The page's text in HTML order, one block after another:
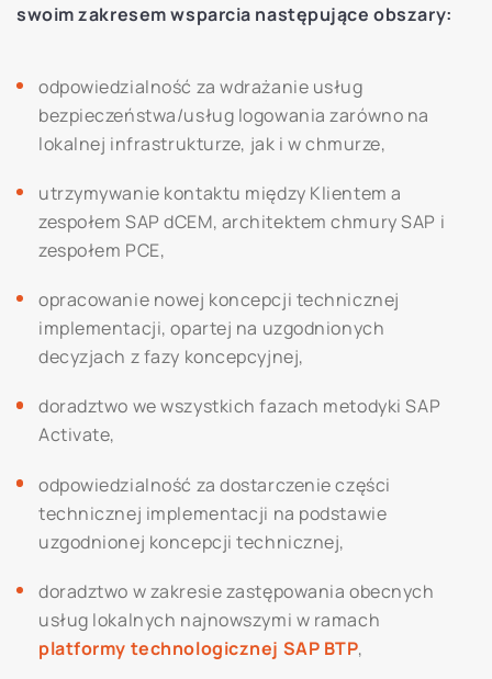
swoim zakresem wsparcia następujące obszary:
odpowiedzialność za wdrażanie usług
bezpieczeństwa/usług logowania zarówno na
lokalnej infrastrukturze, jak i w chmurze,
utrzymywanie kontaktu między Klientem a
zespołem SAP dCEM, architektem chmury SAP i
zespołem PCE,
opracowanie nowej koncepcji technicznej
implementacji, opartej na uzgodnionych
decyzjach z fazy koncepcyjnej,
doradztwo we wszystkich fazach metodyki SAP
Activate,
odpowiedzialność za dostarczenie części
technicznej implementacji na podstawie
uzgodnionej koncepcji technicznej,
doradztwo w zakresie zastępowania obecnych
usług lokalnych najnowszymi w ramach
platformy technologicznej SAP BTP,